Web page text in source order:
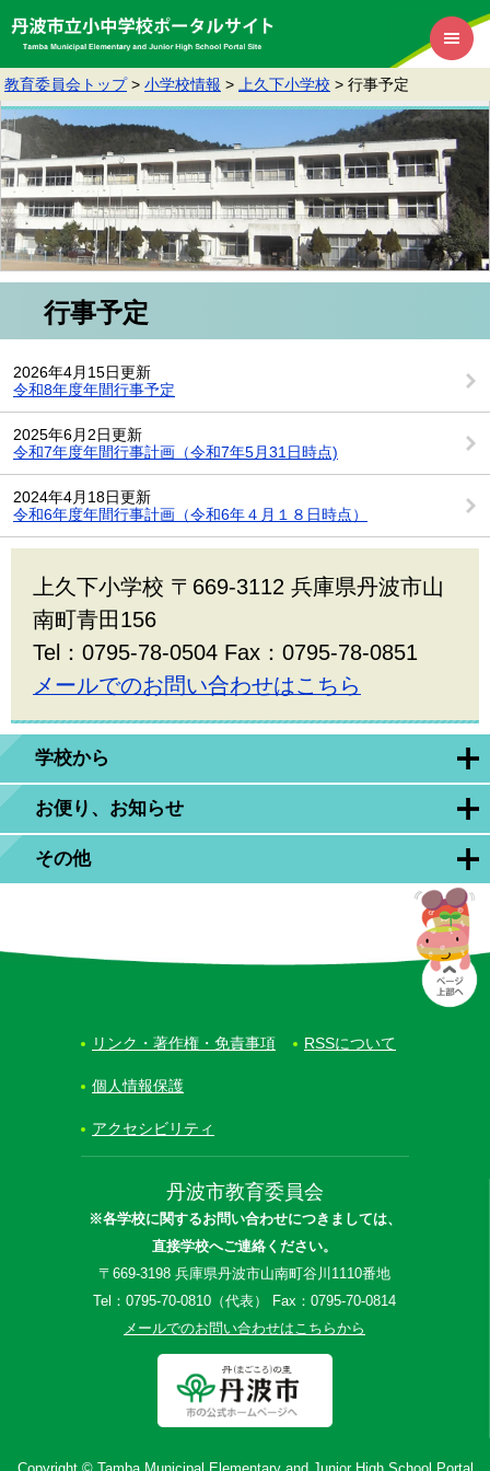
教育委員会トップ > 小学校情報 > 上久下小学校 > 行事予定
学校から
お便り、お知らせ
その他
行事予定
2026年4月15日更新
令和8年度年間行事予定
2025年6月2日更新
令和7年度年間行事計画（令和7年5月31日時点)
2024年4月18日更新
令和6年度年間行事計画（令和6年４月１８日時点）
上久下小学校 〒669-3112 兵庫県丹波市山
南町青田156
Tel：0795-78-0504 Fax：0795-78-0851
メールでのお問い合わせはこちら
丹波市教育委員会
※各学校に関するお問い合わせにつきましては、
直接学校へご連絡ください。
〒669-3198 兵庫県丹波市山南町谷川1110番地
Tel：0795-70-0810（代表） Fax：0795-70-0814
メールでのお問い合わせはこちらから
リンク・著作権・免責事項 RSSについて
個人情報保護
アクセシビリティ